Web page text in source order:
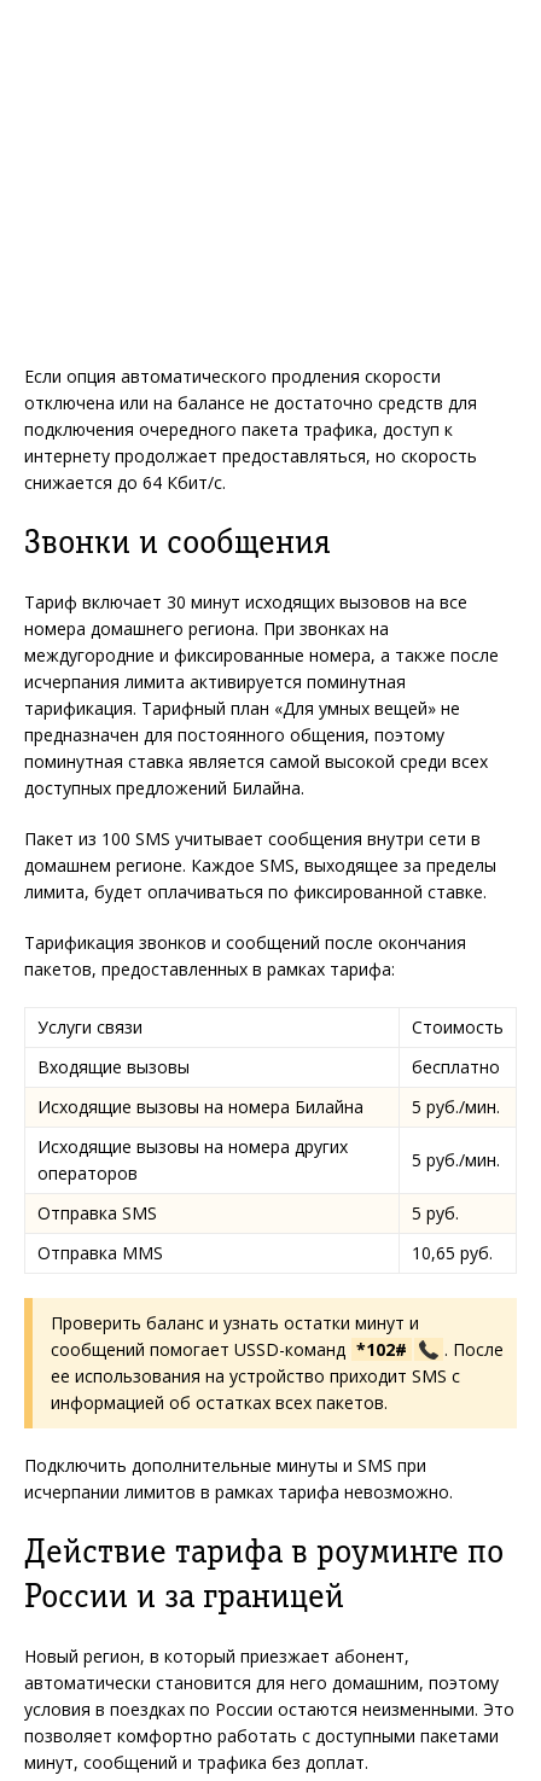
Если опция автоматического продления скорости
отключена или на балансе не достаточно средств для
подключения очередного пакета трафика, доступ к
интернету продолжает предоставляться, но скорость
снижается до 64 Кбит/с.
Звонки и сообщения
Тариф включает 30 минут исходящих вызовов на все
номера домашнего региона. При звонках на
междугородние и фиксированные номера, а также после
исчерпания лимита активируется поминутная
тарификация. Тарифный план «Для умных вещей» не
предназначен для постоянного общения, поэтому
поминутная ставка является самой высокой среди всех
доступных предложений Билайна.
Пакет из 100 SMS учитывает сообщения внутри сети в
домашнем регионе. Каждое SMS, выходящее за пределы
лимита, будет оплачиваться по фиксированной ставке.
Тарификация звонков и сообщений после окончания
пакетов, предоставленных в рамках тарифа:
Услуги связи
Стоимость
Входящие вызовы
бесплатно
Исходящие вызовы на номера Билайна
5 руб./мин.
Исходящие вызовы на номера других
операторов
5 руб./мин.
Отправка SMS
5 руб.
Отправка MMS
10,65 руб.
Проверить баланс и узнать остатки минут и
сообщений помогает USSD-команд *102#
. После
ее использования на устройство приходит SMS с
информацией об остатках всех пакетов.
Подключить дополнительные минуты и SMS при
исчерпании лимитов в рамках тарифа невозможно.
Действие тарифа в роуминге по
России и за границей
Новый регион, в который приезжает абонент,
автоматически становится для него домашним, поэтому
условия в поездках по России остаются неизменными. Это
позволяет комфортно работать с доступными пакетами
минут, сообщений и трафика без доплат.